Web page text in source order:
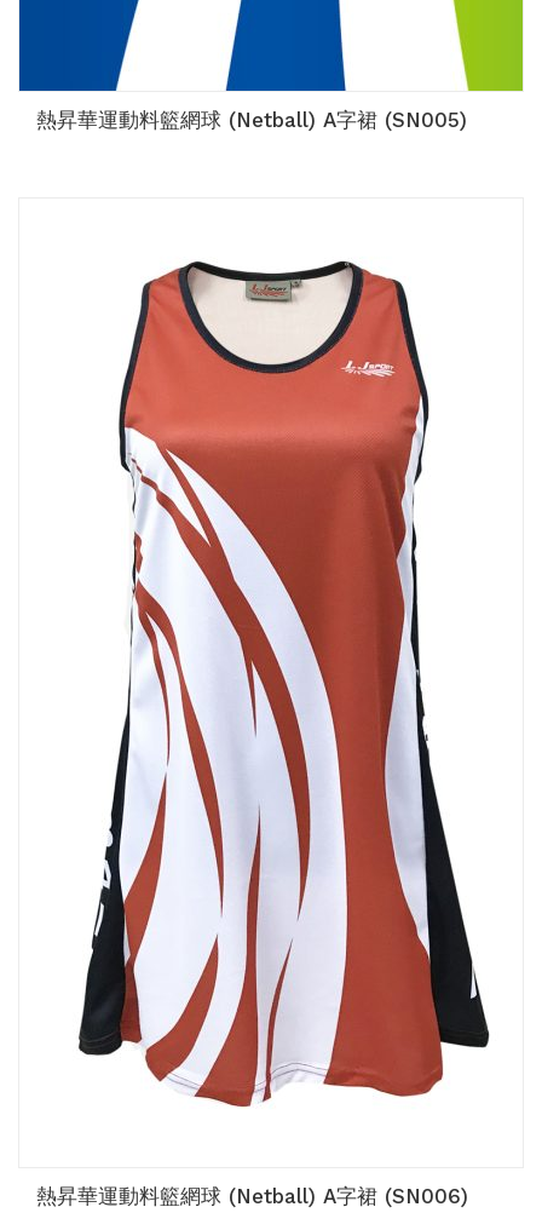
熱昇華運動料籃網球 (Netball) A字裙 (SN005)
熱昇華運動料籃網球 (Netball) A字裙 (SN006)